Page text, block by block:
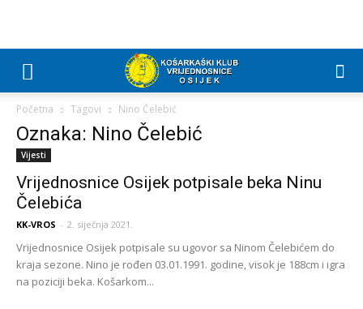
Početna Tagovi Nino Čelebić
Oznaka: Nino Čelebić
Vijesti
Vrijednosnice Osijek potpisale beka Ninu
Čelebića
KK-VROS - 2. siječnja 2021.
Vrijednosnice Osijek potpisale su ugovor sa Ninom Čelebićem do
kraja sezone. Nino je rođen 03.01.1991. godine, visok je 188cm i igra
na poziciji beka. Košarkom...